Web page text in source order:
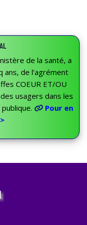
de la santé, a
de l’agrément
COEUR ET/OU
usagers dans les
Pour en